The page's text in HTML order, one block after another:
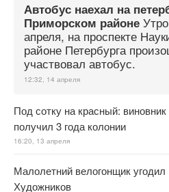
Автобус наехал на
Приморском районе
апреля, на проспекте
районе Петербурга
участвовал автобус.
12:32, 14 апреля
Под сотку на красный:
получил 3 года колонии
16:20, 13 апреля
Малолетний велогонщик
Художников